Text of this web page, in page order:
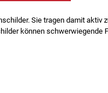
Sie tragen damit aktiv
können schwerwiegende